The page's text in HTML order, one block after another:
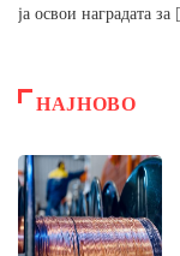
ја освои наградата
НАЈНОВО